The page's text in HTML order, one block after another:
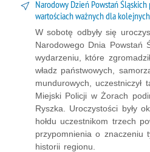
Narodowy Dzień Powstań Śląskich
wartościach ważnych dla
W sobotę odbyły się
Narodowego Dnia Powstań
wydarzeniu, które
władz państwowych,
mundurowych, uczestniczył
Miejski Policji w Żorach
Ryszka. Uroczystości były
hołdu uczestnikom trzech
przypomnienia o znaczeniu
historii regionu.